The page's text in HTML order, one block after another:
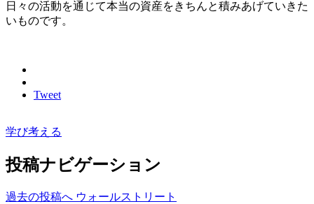
日々の活動を通じて本当の資産をきちんと積みあげていきた
いものです。
Tweet
学び考える
投稿ナビゲーション
過去の投稿へ ウォールストリート